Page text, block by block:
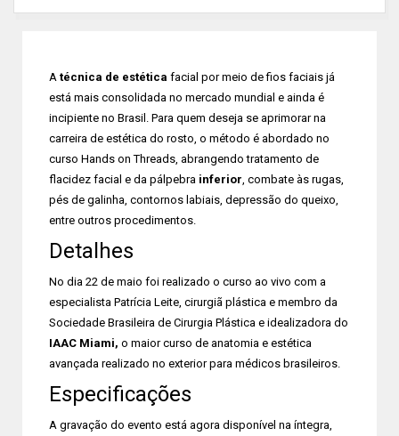
A técnica de estética facial por meio de fios faciais já
está mais consolidada no mercado mundial e ainda é
incipiente no Brasil. Para quem deseja se aprimorar na
carreira de estética do rosto, o método é abordado no
curso Hands on Threads, abrangendo tratamento de
flacidez facial e da pálpebra inferior, combate às rugas,
pés de galinha, contornos labiais, depressão do queixo,
entre outros procedimentos.
Detalhes
No dia 22 de maio foi realizado o curso ao vivo com a
especialista Patrícia Leite, cirurgiã plástica e membro da
Sociedade Brasileira de Cirurgia Plástica e idealizadora do
IAAC Miami, o maior curso de anatomia e estética
avançada realizado no exterior para médicos brasileiros.
Especificações
A gravação do evento está agora disponível na íntegra,